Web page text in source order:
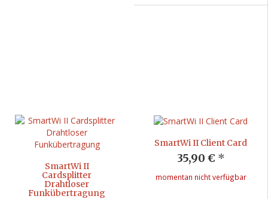
SmartWi II
Cardsplitter
Drahtloser
Funkübertragung
SmartWi II Client Card
35,90 € *
momentan nicht verfügbar